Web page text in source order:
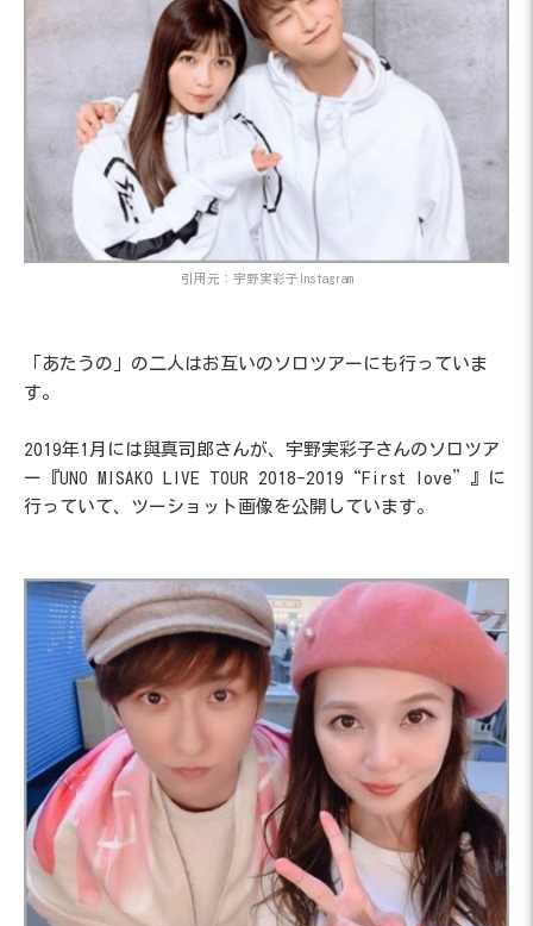
引用元：宇野実彩子Instagram
「あたうの」の二人はお互いのソロツアーにも行っていま
す。
2019年1月には與真司郎さんが、宇野実彩子さんのソロツア
ー『UNO MISAKO LIVE TOUR 2018-2019“First love”』に
行っていて、ツーショット画像を公開しています。